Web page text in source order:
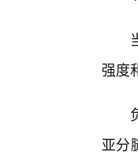
强度
亚分